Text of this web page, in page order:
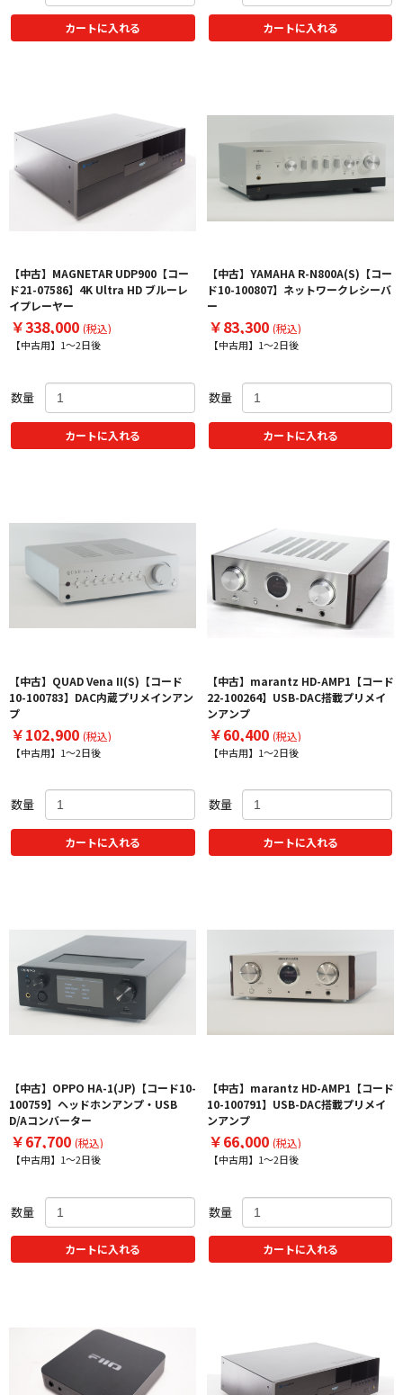
カートに入れる カートに入れる
【中古】MAGNETAR UDP900【コー
ド21-07586】4K Ultra HD ブルーレ
イプレーヤー
￥338,000 (税込)
【中古用】1～2日後
数量
カートに入れる
【中古】YAMAHA R-N800A(S)【コー
ド10-100807】ネットワークレシーバ
ー
￥83,300 (税込)
【中古用】1～2日後
数量
カートに入れる
【中古】QUAD Vena II(S)【コード
10-100783】DAC内蔵プリメインアン
プ
￥102,900 (税込)
【中古用】1～2日後
数量
カートに入れる
【中古】marantz HD-AMP1【コード
22-100264】USB-DAC搭載プリメイ
ンアンプ
￥60,400 (税込)
【中古用】1～2日後
数量
カートに入れる
【中古】OPPO HA-1(JP)【コード10-
100759】ヘッドホンアンプ・USB
D/Aコンバーター
￥67,700 (税込)
【中古用】1～2日後
数量
カートに入れる
【中古】marantz HD-AMP1【コード
10-100791】USB-DAC搭載プリメイ
ンアンプ
￥66,000 (税込)
【中古用】1～2日後
数量
カートに入れる